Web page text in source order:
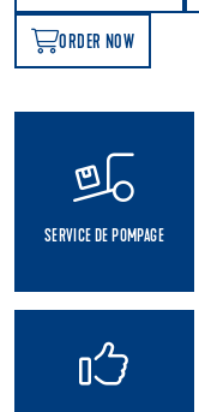
ORDER NOW
SERVICE DE POMPAGE